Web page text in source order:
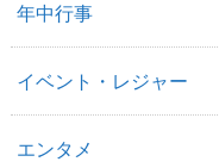
年中行事
イベント・レジャー
エンタメ